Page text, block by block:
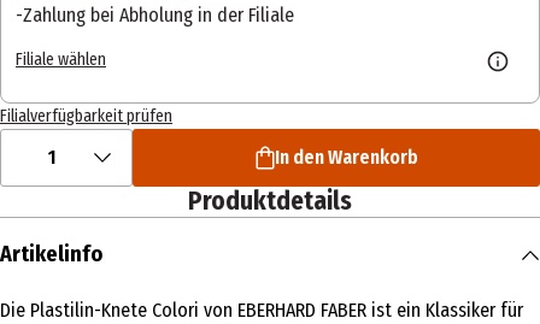
Zahlung bei Abholung in der Filiale
Filiale wählen
Filialverfügbarkeit prüfen
1 In den Warenkorb
Produktdetails
Artikelinfo
Die Plastilin-Knete Colori von EBERHARD FABER ist ein Klassiker für